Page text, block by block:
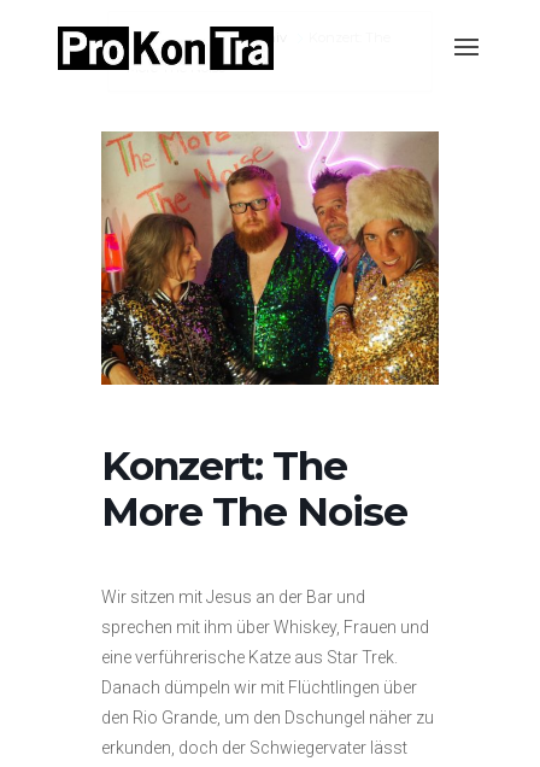
Home Events-Archiv
More The Noise
Konzert: The
More The Noise
Wir sitzen mit Jesus an der Bar und
sprechen mit ihm über Whiskey, Frauen und
eine verführerische Katze aus Star Trek.
Danach dümpeln wir mit Flüchtlingen über
den Rio Grande, um den Dschungel näher zu
erkunden, doch der Schwiegervater lässt